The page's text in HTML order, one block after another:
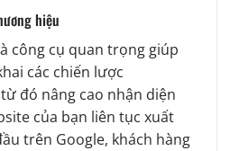
hiệu
công cụ quan trọng giúp
các chiến lược
đó nâng cao nhận diện
của bạn liên tục xuất
trên Google, khách hàng